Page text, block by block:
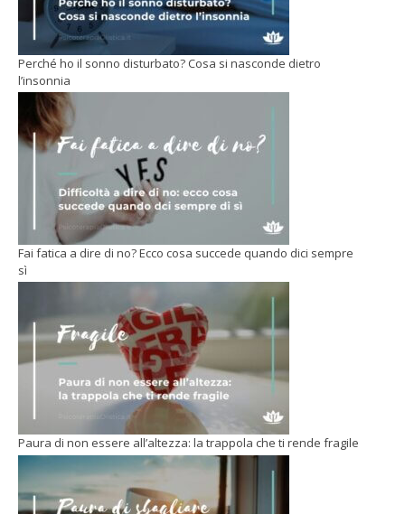
Perché ho il sonno disturbato? Cosa si nasconde dietro
l’insonnia
Fai fatica a dire di no? Ecco cosa succede quando dici sempre
sì
Paura di non essere all’altezza: la trappola che ti rende fragile